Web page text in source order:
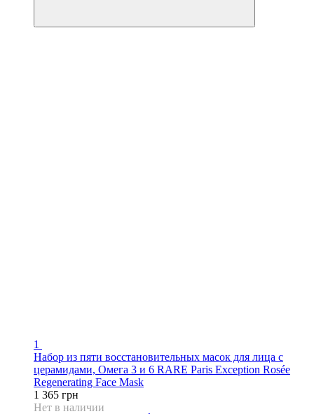
1
Набор из пяти восстановительных масок для лица с
церамидами, Омега 3 и 6 RARE Paris Exception Rosée
Regenerating Face Mask
1 365 грн
Нет в наличии